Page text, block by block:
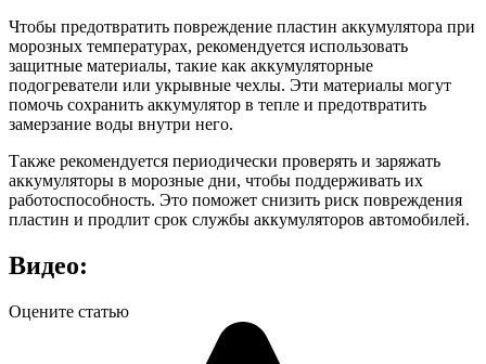
Чтобы предотвратить повреждение пластин аккумулятора при
морозных температурах, рекомендуется использовать
защитные материалы, такие как аккумуляторные
подогреватели или укрывные чехлы. Эти материалы могут
помочь сохранить аккумулятор в тепле и предотвратить
замерзание воды внутри него.
Также рекомендуется периодически проверять и заряжать
аккумуляторы в морозные дни, чтобы поддерживать их
работоспособность. Это поможет снизить риск повреждения
пластин и продлит срок службы аккумуляторов автомобилей.
Видео:
Оцените статью